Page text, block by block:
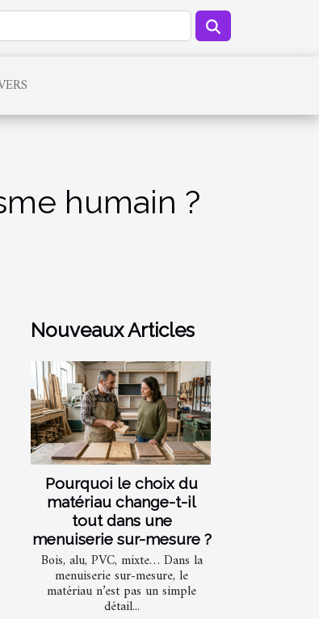
humain ?
Nouveaux Articles
Pourquoi le choix du
matériau change-t-il
tout dans une
menuiserie sur-mesure ?
Bois, alu, PVC, mixte… Dans la
menuiserie sur-mesure, le
matériau n’est pas un simple
détail...